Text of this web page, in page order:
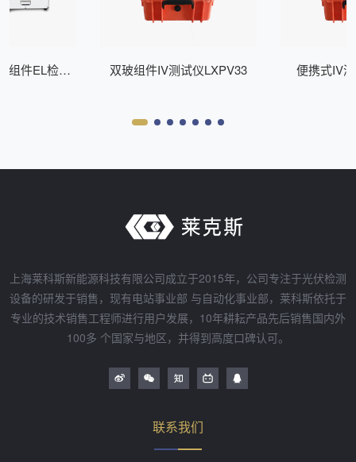
组件EL检测
双玻组件IV测试仪LXPV33 便携式IV
上海莱科斯新能源科技有限公司成立于2015年，公司专注于光伏检测
设备的研发于销售，现有电站事业部 与自动化事业部，莱科斯依托于
专业的技术销售工程师进行用户发展，10年耕耘产品先后销售国内外
100多 个国家与地区，并得到高度口碑认可。
联系我们